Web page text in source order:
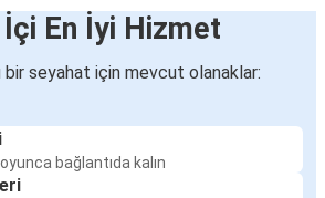
En İyi Hizmet
bir seyahat için mevcut olanaklar:
bağlantıda kalın